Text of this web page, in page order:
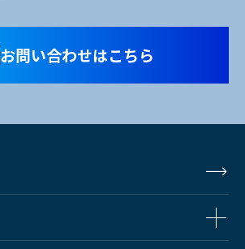
ACケーブル、取扱
お問い合わせはこちら